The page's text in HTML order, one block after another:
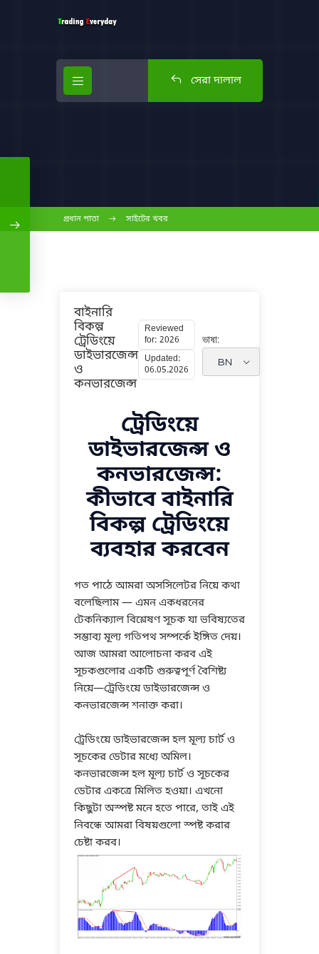
সেরা দালাল
প্রধান পাতা সাইটের খবর
বাইনারি
বিকল্প
ট্রেডিংয়ে
ডাইভারজেন্স
ও
কনভারজেন্স
Reviewed
for: 2026
Updated:
06.05.2026
ভাষা:
ট্রেডিংয়ে
ডাইভারজেন্স ও
কনভারজেন্স:
কীভাবে বাইনারি
বিকল্প ট্রেডিংয়ে
ব্যবহার করবেন
গত পাঠে আমরা অসসিলেটর নিয়ে কথা
বলেছিলাম — এমন একধরনের
টেকনিক্যাল বিশ্লেষণ সূচক যা ভবিষ্যতের
সম্ভাব্য মূল্য গতিপথ সম্পর্কে ইঙ্গিত দেয়।
আজ আমরা আলোচনা করব এই
সূচকগুলোর একটি গুরুত্বপূর্ণ বৈশিষ্ট্য
নিয়ে—ট্রেডিংয়ে ডাইভারজেন্স ও
কনভারজেন্স শনাক্ত করা।
ট্রেডিংয়ে ডাইভারজেন্স হল মূল্য চার্ট ও
সূচকের ডেটার মধ্যে অমিল।
কনভারজেন্স হল মূল্য চার্ট ও সূচকের
ডেটার একত্রে মিলিত হওয়া। এখনো
কিছুটা অস্পষ্ট মনে হতে পারে, তাই এই
নিবন্ধে আমরা বিষয়গুলো স্পষ্ট করার
চেষ্টা করব।